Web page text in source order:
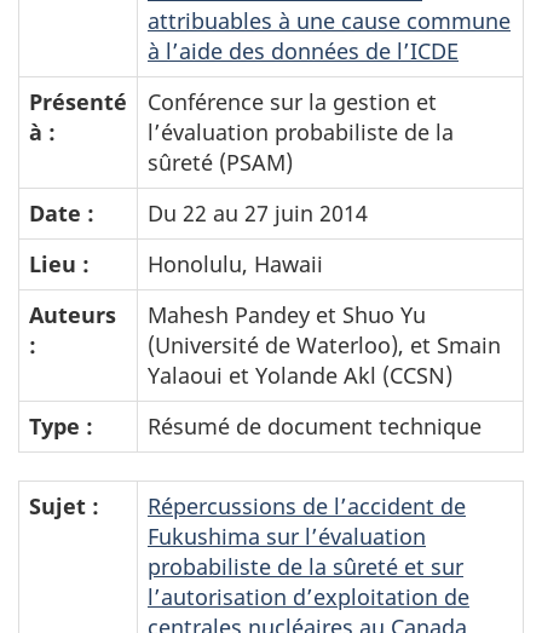
attribuables à une cause commune
à l’aide des données de l’ICDE
Présenté
à :
Conférence sur la gestion et
l’évaluation probabiliste de la
sûreté (PSAM)
Date :
Du 22 au 27 juin 2014
Lieu :
Honolulu, Hawaii
Auteurs
:
Mahesh Pandey et Shuo Yu
(Université de Waterloo), et Smain
Yalaoui et Yolande Akl (CCSN)
Type :
Résumé de document technique
Sujet :
Répercussions de l’accident de
Fukushima sur l’évaluation
probabiliste de la sûreté et sur
l’autorisation d’exploitation de
centrales nucléaires au Canada